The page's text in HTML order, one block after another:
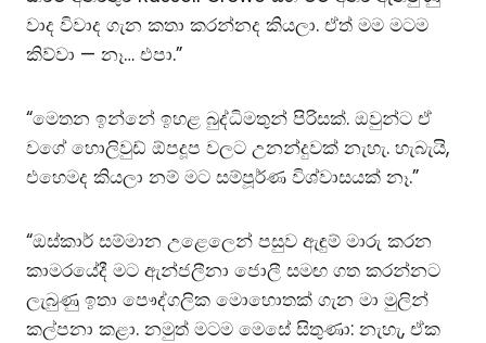
වාද විවාද ගැන කතා කරන්නද කියලා. ඒත් මම මටම
කිව්වා — නෑ… එපා.”
“මෙතන ඉන්නේ ඉහළ බුද්ධිමතුන් පිරිසක්. ඔවුන්ට ඒ
වගේ හොලිවුඩ් ඕපදූප වලට උනන්දුවක් නැහැ. හැබැයි,
එහෙමද කියලා නම් මට සම්පූර්ණ විශ්වාසයක් නෑ.”
“ඔස්කාර් සම්මාන උළෙලෙන් පසුව ඇඳුම් මාරු කරන
කාමරයේදී මට ඇන්ජලීනා ජොලී සමඟ ගත කරන්නට
ලැබුණු ඉතා පෞද්ගලික මොහොතක් ගැන මා මුලින්
කල්පනා කළා. නමුත් මටම මෙසේ සිතුණා: නැහැ, ඒක